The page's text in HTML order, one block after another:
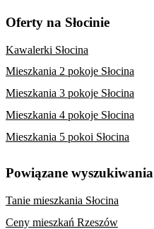
Oferty na Słocinie
Kawalerki Słocina
Mieszkania 2 pokoje Słocina
Mieszkania 3 pokoje Słocina
Mieszkania 4 pokoje Słocina
Mieszkania 5 pokoi Słocina
Powiązane wyszukiwania
Tanie mieszkania Słocina
Ceny mieszkań Rzeszów